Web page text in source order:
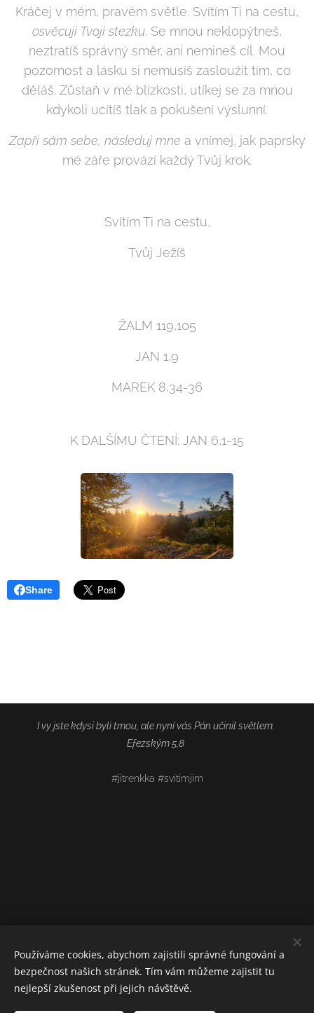
Kráčej v mém, pravém světle. Svítím Ti na cestu,
osvěcuji Tvoji stezku. Se mnou neklopýtneš,
neztratíš správný směr, ani nemineš cíl. Mou
pozornost a lásku si nemusíš zasloužit tím, co
děláš. Zůstaň v mé blízkosti, utíkej se za mnou
kdykoli ucítíš tlak a pokušení výslunní.
Zapři sám sebe, následuj mne a vnímej, jak paprsky
mé záře provází každý Tvůj krok.
Svítím Ti na cestu,
Tvůj Ježíš
ŽALM 119,105
JAN 1,9
MAREK 8,34-36
K DALŠÍMU ČTENÍ: JAN 6,1-15
Share
I vy jste kdysi byli tmou, ale nyní vás Pán učinil světlem.
Efezským 5,8
#jitrenkka #svitimjim
Používáme cookies, abychom zajistili správné fungování a
bezpečnost našich stránek. Tím vám můžeme zajistit tu
nejlepší zkušenost při jejich návštěvě.